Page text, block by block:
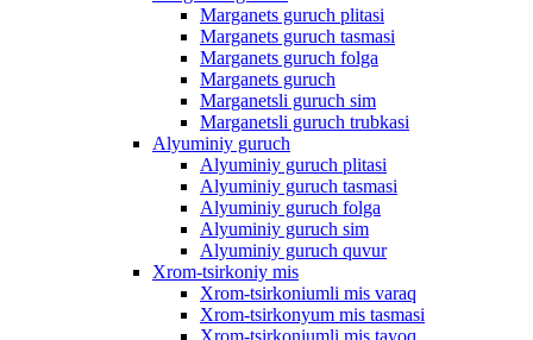
Marganets guruch plitasi
Marganets guruch tasmasi
Marganets guruch folga
Marganets guruch
Marganetsli guruch sim
Marganetsli guruch trubkasi
Alyuminiy guruch
Alyuminiy guruch plitasi
Alyuminiy guruch tasmasi
Alyuminiy guruch folga
Alyuminiy guruch sim
Alyuminiy guruch quvur
Xrom-tsirkoniy mis
Xrom-tsirkoniumli mis varaq
Xrom-tsirkonyum mis tasmasi
Xrom-tsirkoniumli mis tayoq